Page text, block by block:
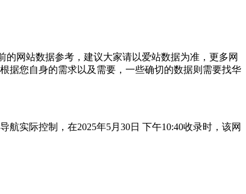
的网站数据参考，建议大家请以爱站数据为准，更多网
据您自身的需求以及需要，一些确切的数据则需要找华
实际控制，在2025年5月30日 下午10:40收录时，该网